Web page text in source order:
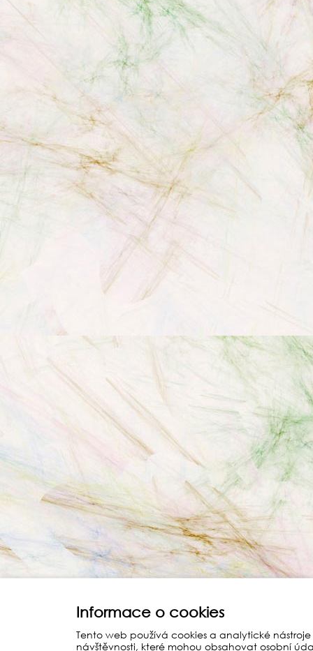
Informace o cookies
Tento web používá cookies a analytické
návštěvnosti, které mohou obsahovat osobní